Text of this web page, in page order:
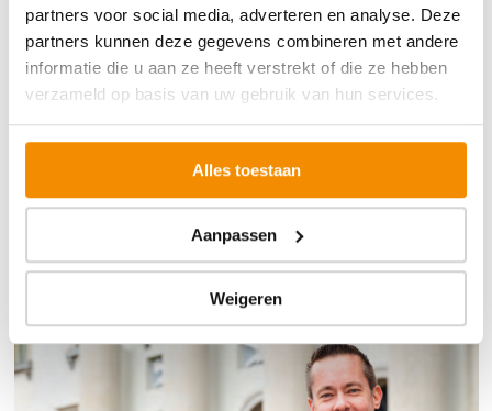
partners voor social media, adverteren en analyse. Deze
partners kunnen deze gegevens combineren met andere
informatie die u aan ze heeft verstrekt of die ze hebben
verzameld op basis van uw gebruik van hun services.
Alles toestaan
Aanpassen
Weigeren
CSRD: wat betekent het voor u?